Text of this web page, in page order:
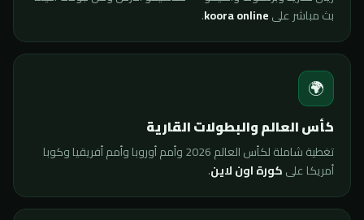
بث مباشر علىkoora online
.
🌍
كأس العالم والبطولات القارية
تغطية شاملة لكأس العالم 2026 وأمم أوروبا وأمم أفريقيا وكوبا
أمريكا علىكورة اون لاين.